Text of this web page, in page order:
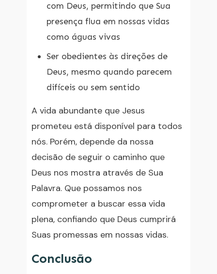
com Deus, permitindo que Sua
presença flua em nossas vidas
como águas vivas
Ser obedientes às direções de
Deus, mesmo quando parecem
difíceis ou sem sentido
A vida abundante que Jesus
prometeu está disponível para todos
nós. Porém, depende da nossa
decisão de seguir o caminho que
Deus nos mostra através de Sua
Palavra. Que possamos nos
comprometer a buscar essa vida
plena, confiando que Deus cumprirá
Suas promessas em nossas vidas.
Conclusão